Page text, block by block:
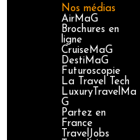
Nos médias
AirMaG
Brochures en
ligne
CruiseMaG
DestiMaG
Futuroscopie
La Travel Tech
LuxuryTravelMa
G
Partez en
France
TravelJobs